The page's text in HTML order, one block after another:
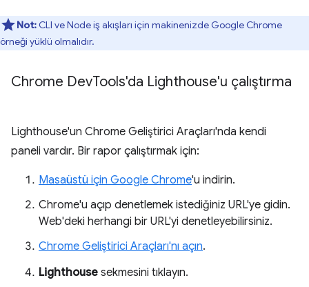
Not: CLI ve Node iş akışları için makinenizde Google Chrome
örneği yüklü olmalıdır.
Chrome DevTools'da Lighthouse'u çalıştırma
Lighthouse'un Chrome Geliştirici Araçları'nda kendi
paneli vardır. Bir rapor çalıştırmak için:
Masaüstü için Google Chrome'u indirin.
Chrome'u açıp denetlemek istediğiniz URL'ye gidin.
Web'deki herhangi bir URL'yi denetleyebilirsiniz.
Chrome Geliştirici Araçları'nı açın.
Lighthouse sekmesini tıklayın.